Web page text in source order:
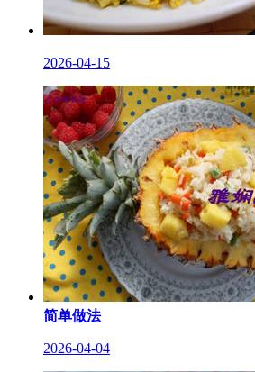
2026-04-15
简单做法
2026-04-04